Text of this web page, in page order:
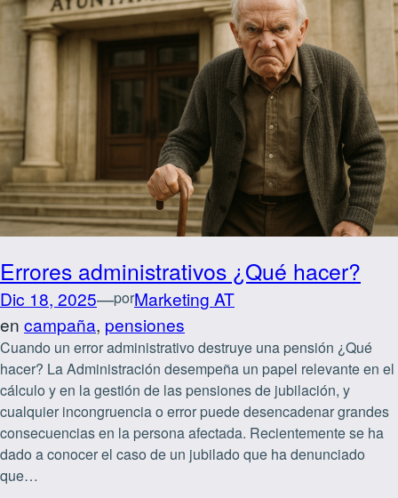
Errores administrativos ¿Qué hacer?
Dic 18, 2025—porMarketing AT
en campaña, pensiones
Cuando un error administrativo destruye una pensión ¿Qué
hacer? La Administración desempeña un papel relevante en el
cálculo y en la gestión de las pensiones de jubilación, y
cualquier incongruencia o error puede desencadenar grandes
consecuencias en la persona afectada. Recientemente se ha
dado a conocer el caso de un jubilado que ha denunciado
que…